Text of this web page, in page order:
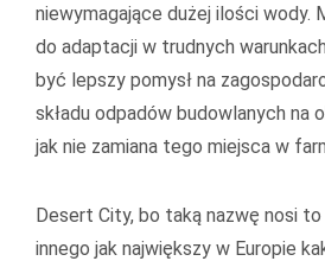
niewymagające dużej ilości wody.
do adaptacji w trudnych
być lepszy pomysł na
składu odpadów budowlanych na
jak nie zamiana tego miejsca w
Desert City, bo taką nazwę nosi
innego jak największy w Europie